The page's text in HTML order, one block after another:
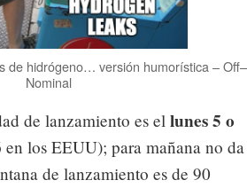
de hidrógeno… versión humorística – Off–
Nominal
de lanzamiento es el lunes 5 o
en los EEUU); para mañana no da
de lanzamiento es de 90